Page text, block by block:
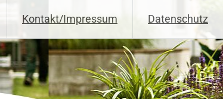
Kontakt/Impressum Datenschutz